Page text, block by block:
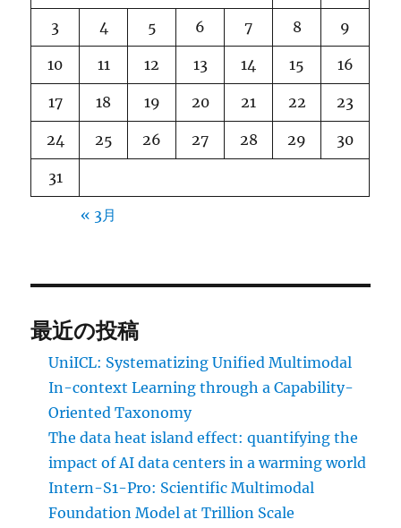
3 4 5 6 7 8 9
10 11 12 13 14 15 16
17 18 19 20 21 22 23
24 25 26 27 28 29 30
31
« 3月
最近の投稿
UniICL: Systematizing Unified Multimodal
In-context Learning through a Capability-
Oriented Taxonomy
The data heat island effect: quantifying the
impact of AI data centers in a warming world
Intern-S1-Pro: Scientific Multimodal
Foundation Model at Trillion Scale